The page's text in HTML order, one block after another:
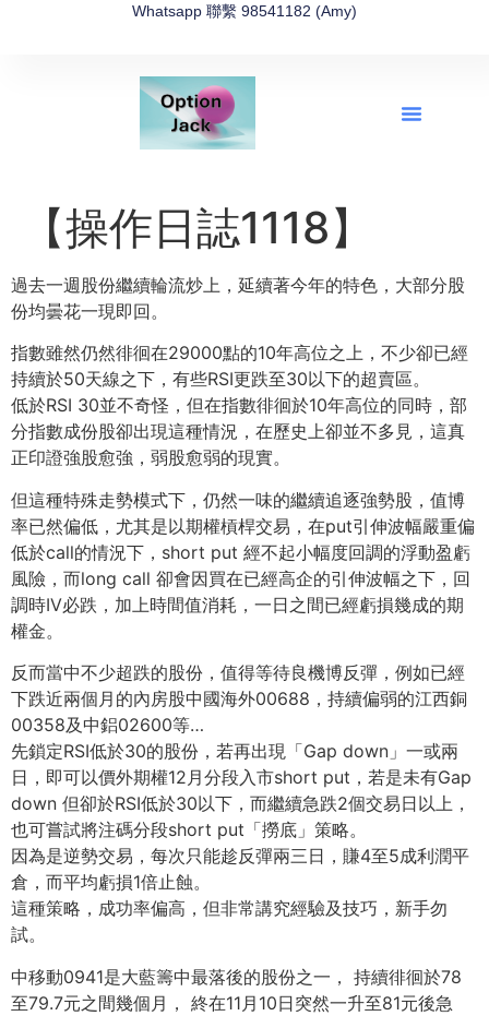
Whatsapp 聯繫 98541182 (Amy)
【操作日誌1118】
過去一週股份繼續輪流炒上，延續著今年的特色，大部分股
份均曇花一現即回。
指數雖然仍然徘徊在29000點的10年高位之上，不少卻已經
持續於50天線之下，有些RSI更跌至30以下的超賣區。
低於RSI 30並不奇怪，但在指數徘徊於10年高位的同時，部
分指數成份股卻出現這種情況，在歷史上卻並不多見，這真
正印證強股愈強，弱股愈弱的現實。
但這種特殊走勢模式下，仍然一味的繼續追逐強勢股，值博
率已然偏低，尤其是以期權槓桿交易，在put引伸波幅嚴重偏
低於call的情況下，short put 經不起小幅度回調的浮動盈虧
風險，而long call 卻會因買在已經高企的引伸波幅之下，回
調時IV必跌，加上時間值消耗，一日之間已經虧損幾成的期
權金。
反而當中不少超跌的股份，值得等待良機博反彈，例如已經
下跌近兩個月的內房股中國海外00688，持續偏弱的江西銅
00358及中鋁02600等…
先鎖定RSI低於30的股份，若再出現「Gap down」一或兩
日，即可以價外期權12月分段入市short put，若是未有Gap
down 但卻於RSI低於30以下，而繼續急跌2個交易日以上，
也可嘗試將注碼分段short put「撈底」策略。
因為是逆勢交易，每次只能趁反彈兩三日，賺4至5成利潤平
倉，而平均虧損1倍止蝕。
這種策略，成功率偏高，但非常講究經驗及技巧，新手勿
試。
中移動0941是大藍籌中最落後的股份之一， 持續徘徊於78
至79.7元之間幾個月， 終在11月10日突然一升至81元後急